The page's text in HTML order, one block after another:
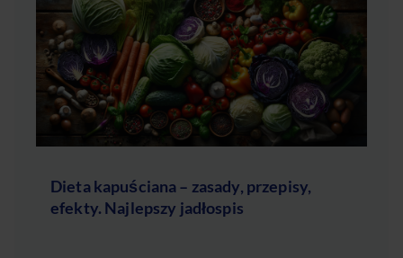
Dieta kapuściana – zasady, przepisy,
efekty. Najlepszy jadłospis